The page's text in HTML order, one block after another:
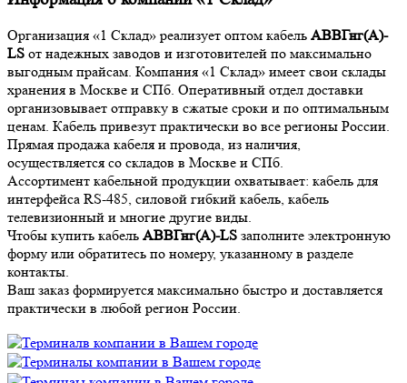
Организация «1 Склад» реализует оптом кабель АВВГнг(А)-
LS от надежных заводов и изготовителей по максимально
выгодным прайсам. Компания «1 Склад» имеет свои склады
хранения в Москве и СПб. Оперативный отдел доставки
организовывает отправку в сжатые сроки и по оптимальным
ценам. Кабель привезут практически во все регионы России.
Прямая продажа кабеля и провода, из наличия,
осуществляется со складов в Москве и СПб.
Ассортимент кабельной продукции охватывает: кабель для
интерфейса RS-485, силовой гибкий кабель, кабель
телевизионный и многие другие виды.
Чтобы купить кабель АВВГнг(А)-LS заполните электронную
форму или обратитесь по номеру, указанному в разделе
контакты.
Ваш заказ формируется максимально быстро и доставляется
практически в любой регион России.